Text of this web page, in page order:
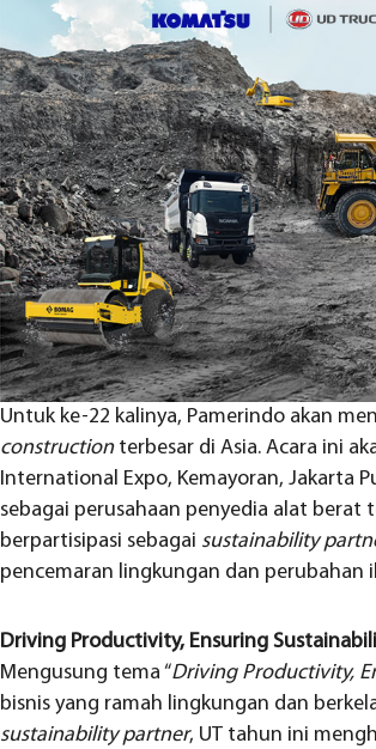
Untuk ke-22 kalinya, Pamerindo akan
construction terbesar di Asia. Acara ini
International Expo, Kemayoran, Jakarta
sebagai perusahaan penyedia alat berat
berpartisipasi sebagai sustainability
pencemaran lingkungan dan perubahan
Driving Productivity, Ensuring
Mengusung tema “Driving Productivity,
bisnis yang ramah lingkungan dan
sustainability partner, UT tahun ini